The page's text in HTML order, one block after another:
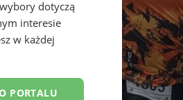
dotyczą
interesie
w każdej
PORTALU